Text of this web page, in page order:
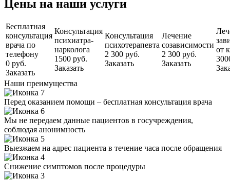
Цены на наши услуги
Бесплатная
консультация
врача по
телефону
0 руб.
Заказать
Консультация
психиатра-
нарколога
1500 руб.
Заказать
Консультация
психотерапевта
2 300 руб.
Заказать
Лечение
созависимости
2 300 руб.
Заказать
от
Наши преимущества
Перед оказанием помощи – бесплатная консультация врача
Мы не передаем данные пациентов в госучреждения,
соблюдая анонимность
Выезжаем на адрес пациента в течение часа после обращения
Снижение симптомов после процедуры